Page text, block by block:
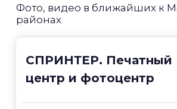
Фото, видео в ближайших к
районах
СПРИНТЕР. Печатный
центр и фотоцентр